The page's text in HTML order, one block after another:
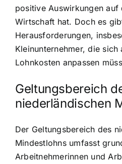
positive Auswirkungen auf
Wirtschaft hat. Doch es
Herausforderungen,
Kleinunternehmer, die sich
Lohnkosten anpassen
Geltungsbereich
niederländischen
Der Geltungsbereich des
Mindestlohns umfasst
Arbeitnehmerinnen und